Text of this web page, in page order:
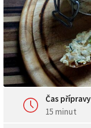
Čas přípravy
15 minut